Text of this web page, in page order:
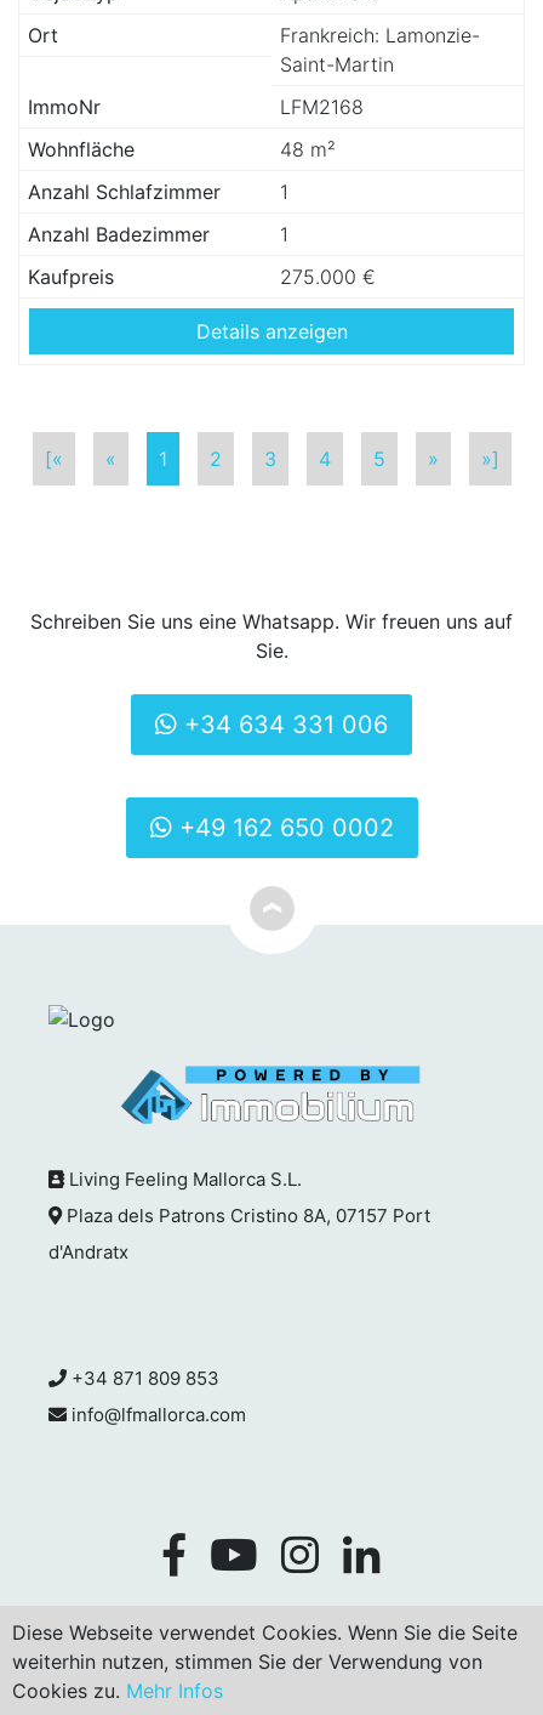
Diese Webseite verwendet Cookies. Wenn Sie die Seite
weiterhin nutzen, stimmen Sie der Verwendung von
Cookies zu. Mehr Infos
Ort
Frankreich: Lamonzie-
Saint-Martin
ImmoNr
LFM2168
Wohnfläche
48 m²
Anzahl Schlafzimmer
1
Anzahl Badezimmer
1
Kaufpreis
275.000 €
Details anzeigen
[« « 1 2 3 4 5 » »]
Schreiben Sie uns eine Whatsapp. Wir freuen uns auf
Sie.
+34 634 331 006
+49 162 650 0002
Living Feeling Mallorca S.L.
Plaza dels Patrons Cristino 8A, 07157 Port
d'Andratx
+34 871 809 853
info@lfmallorca.com